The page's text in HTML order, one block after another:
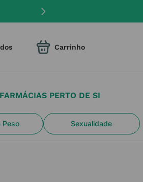
FARMÁCIAS PERTO DE SI
Peso Sexualidade